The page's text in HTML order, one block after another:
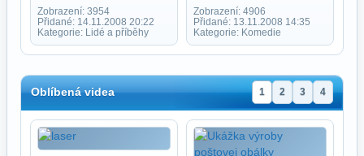
Zobrazení: 3954
Přidané: 14.11.2008 20:22
Kategorie: Lidé a příběhy
Zobrazení: 4906
Přidané: 13.11.2008 14:35
Kategorie: Komedie
Oblíbená videa 1 2 3 4